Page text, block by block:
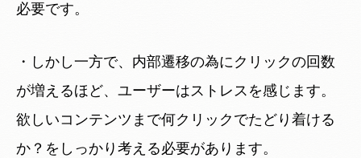
必要です。
・しかし一方で、内部遷移の為にクリックの回数
が増えるほど、ユーザーはストレスを感じます。
欲しいコンテンツまで何クリックでたどり着ける
か？をしっかり考える必要があります。